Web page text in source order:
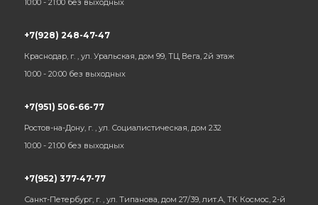
10:00 - 21:00 без выходных
+7(928) 248-47-47
Краснодар, г. , ул. Уральская, дом 99, ТЦ Вега, 2й этаж
10:00 - 20:00 без выходных
+7(951) 506-66-77
Ростов-на-Дону, г. , ул. Социалистическая, дом 232
10:00 - 21:00 без выходных
+7(952) 377-47-77
Санкт-Петербург, г. , ул. Типанова, дом 27/39, лит.А, ТК Космос, 2-й